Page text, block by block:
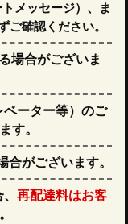
メッセージ）、ま
確認ください。
場合がございま
ーター等） のご
す。
合がございます。
再配達料はお客